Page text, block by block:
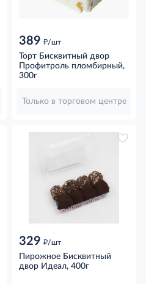
389 д/шт
Торт Бисквитный двор
Профитроль пломбирный,
300г
Только в торговом центре
329 д/шт
Пирожное Бисквитный
двор Идеал, 400г